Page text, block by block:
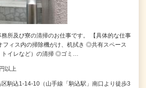
務所及び寮の清掃のお仕事です。 【具体的な仕事
フィス内の掃除機がけ、机拭き ◎共有スペース
トイレなど）の清掃 ◎ゴミ…
以上
駒込1-14-10（山手線「駒込駅」南口より徒歩3